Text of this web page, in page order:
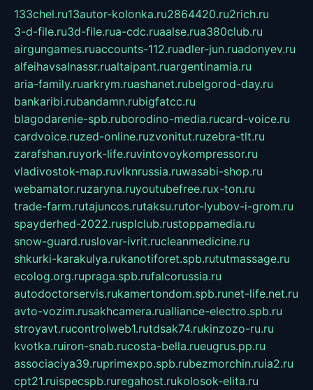
133chel.ru13autor-kolonka.ru2864420.ru2rich.ru
3-d-file.ru3d-file.rua-cdc.ruaalse.rua380club.ru
airgungames.ruaccounts-112.ruadler-jun.ruadonyev.ru
alfeihavsalnassr.rualtaipant.ruargentinamia.ru
aria-family.ruarkrym.ruashanet.rubelgorod-day.ru
bankaribi.rubandamn.rubigfatcc.ru
blagodarenie-spb.ruborodino-media.rucard-voice.ru
cardvoice.ruzed-online.ruzvonitut.ruzebra-tlt.ru
zarafshan.ruyork-life.ruvintovoykompressor.ru
vladivostok-map.ruvlknrussia.ruwasabi-shop.ru
webamator.ruzaryna.ruyoutubefree.rux-ton.ru
trade-farm.rutajuncos.rutaksu.rutor-lyubov-i-grom.ru
spayderhed-2022.rusplclub.rustoppamedia.ru
snow-guard.ruslovar-ivrit.rucleanmedicine.ru
shkurki-karakulya.rukanotiforet.spb.rututmassage.ru
ecolog.org.rupraga.spb.rufalcorussia.ru
autodoctorservis.rukamertondom.spb.runet-life.net.ru
avto-vozim.rusakhcamera.rualliance-electro.spb.ru
stroyavt.rucontrolweb1.rutdsak74.rukinzozo-ru.ru
kvotka.ruiron-snab.rucosta-bella.rueugrus.pp.ru
associaciya39.ruprimexpo.spb.rubezmorchin.ruia2.ru
cpt21.ruispecspb.ruregahost.rukolosok-elita.ru